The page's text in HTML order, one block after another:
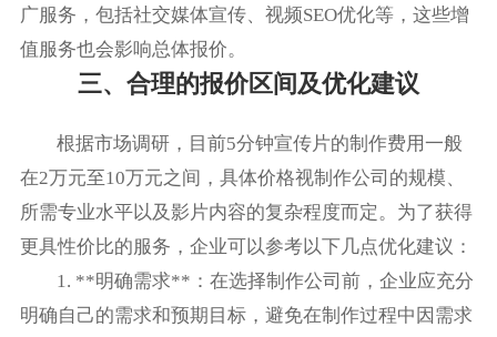
广服务，包括社交媒体宣传、视频SEO优化等，这些增
值服务也会影响总体报价。
三、合理的报价区间及优化建议
根据市场调研，目前5分钟宣传片的制作费用一般
在2万元至10万元之间，具体价格视制作公司的规模、
所需专业水平以及影片内容的复杂程度而定。为了获得
更具性价比的服务，企业可以参考以下几点优化建议：
1. **明确需求**：在选择制作公司前，企业应充分
明确自己的需求和预期目标，避免在制作过程中因需求